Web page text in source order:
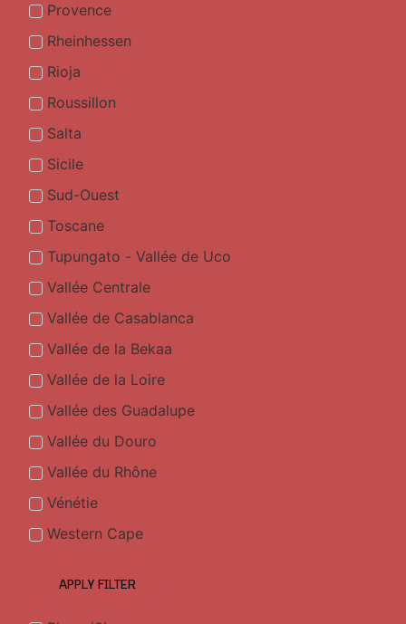
Provence
Rheinhessen
Rioja
Roussillon
Salta
Sicile
Sud-Ouest
Toscane
Tupungato - Vallée de Uco
Vallée Centrale
Vallée de Casablanca
Vallée de la Bekaa
Vallée de la Loire
Vallée des Guadalupe
Vallée du Douro
Vallée du Rhône
Vénétie
Western Cape
APPLY FILTER